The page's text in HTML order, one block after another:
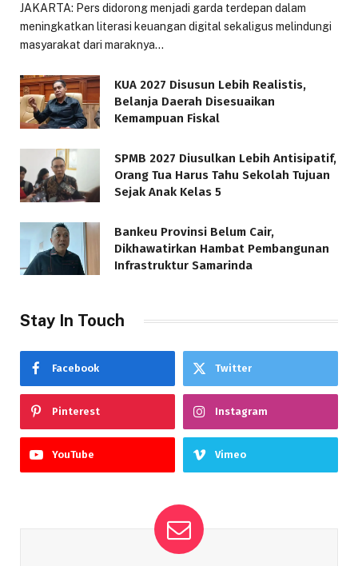
JAKARTA: Pers didorong menjadi garda terdepan dalam
meningkatkan literasi keuangan digital sekaligus melindungi
masyarakat dari maraknya…
KUA 2027 Disusun Lebih Realistis,
Belanja Daerah Disesuaikan
Kemampuan Fiskal
SPMB 2027 Diusulkan Lebih Antisipatif,
Orang Tua Harus Tahu Sekolah Tujuan
Sejak Anak Kelas 5
Bankeu Provinsi Belum Cair,
Dikhawatirkan Hambat Pembangunan
Infrastruktur Samarinda
Stay In Touch
Facebook Twitter
Pinterest Instagram
YouTube Vimeo